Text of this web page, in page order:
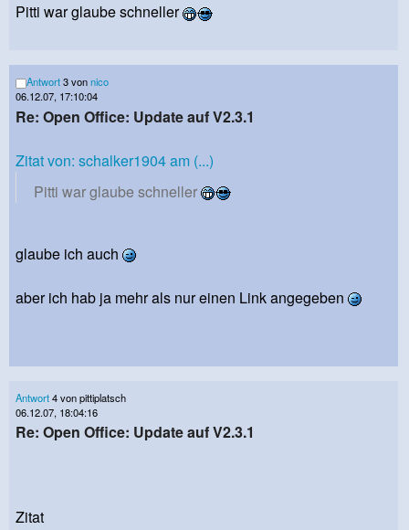
Pitti war glaube schneller
Antwort3 vonnico
06.12.07, 17:10:04
Re: Open Office: Update auf V2.3.1
Zitat von: schalker1904 am (...)
Pitti war glaube schneller
glaube ich auch
aber ich hab ja mehr als nur einen Link angegeben
Antwort4 von pittiplatsch
06.12.07, 18:04:16
Re: Open Office: Update auf V2.3.1
Zitat